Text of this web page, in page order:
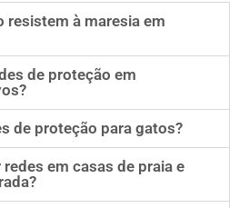
resistem à maresia em
de proteção em
de proteção para gatos?
em casas de praia e